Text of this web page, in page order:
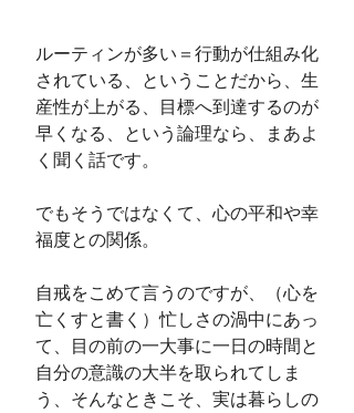
ルーティンが多い＝行動が仕組み化
されている、ということだから、生
産性が上がる、目標へ到達するのが
早くなる、という論理なら、まあよ
く聞く話です。
でもそうではなくて、心の平和や幸
福度との関係。
自戒をこめて言うのですが、（心を
亡くすと書く）忙しさの渦中にあっ
て、目の前の一大事に一日の時間と
自分の意識の大半を取られてしま
う、そんなときこそ、実は暮らしの